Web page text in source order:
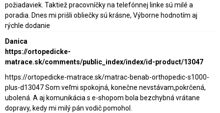
požiadaviek. Taktiež pracovníčky na telefónnej linke sú milé a
poradia. Dnes mi prišli obliečky sú krásne, Výborne hodnotím aj
rýchle dodanie
Danica
https://ortopedicke-
matrace.sk/comments/public_index/index/id-product/13047
https://ortopedicke-matrace.sk/matrac-benab-orthopedic-s1000-
plus-d13047 Som veľmi spokojná, konečne nevstávam,pokrčená,
ubolená. A aj komunikácia s e-shopom bola bezchybná vrátane
dopravy, kedy mi milý pán vodič pomohol.